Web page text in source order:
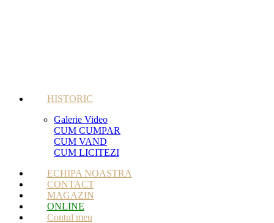
HISTORIC
Galerie Video
CUM CUMPAR
CUM VAND
CUM LICITEZI
ECHIPA NOASTRA
CONTACT
MAGAZIN
ONLINE
Contul meu